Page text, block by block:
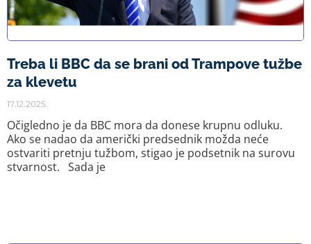
Treba li BBC da se brani od Trampove tužbe
za klevetu
17.12.2025.
Očigledno je da BBC mora da donese krupnu odluku.
Ako se nadao da američki predsednik možda neće
ostvariti pretnju tužbom, stigao je podsetnik na surovu
stvarnost. Sada je